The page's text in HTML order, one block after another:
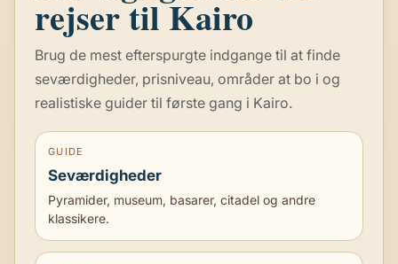
E
–
D
rejser til Kairo
Brug de mest efterspurgte indgange til at finde
seværdigheder, prisniveau, områder at bo i og
realistiske guider til første gang i Kairo.
GUIDE
Seværdigheder
Pyramider, museum, basarer, citadel og andre
klassikere.